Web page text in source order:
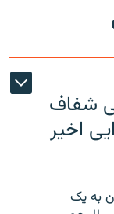
شفاف
اخیر
به یک